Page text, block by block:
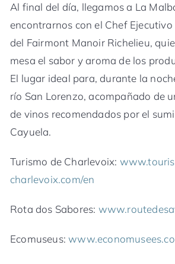
Al final del día, llegamos a La
encontrarnos con el Chef
del Fairmont Manoir Richelieu,
mesa el sabor y aroma de los
El lugar ideal para, durante la
río San Lorenzo, acompañado de
de vinos recomendados por el
Cayuela.
Turismo de Charlevoix:
charlevoix.com/en
Rota dos Sabores:
Ecomuseus: